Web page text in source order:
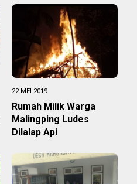
22 MEI 2019
Rumah Milik Warga
Malingping Ludes
Dilalap Api